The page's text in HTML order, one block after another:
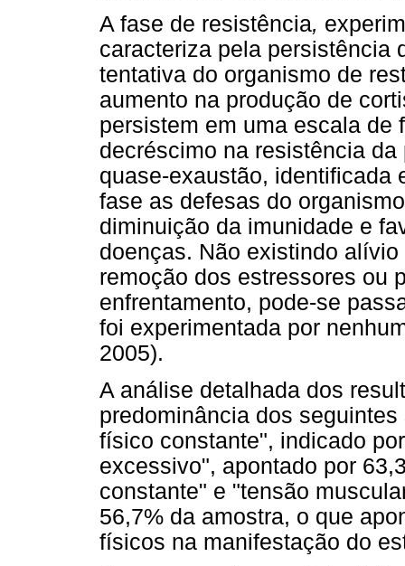
A fase de resistência,
caracteriza pela persistência
tentativa do organismo de
aumento na produção de
persistem em uma escala de
decréscimo na resistência
quase-exaustão, identificada
fase as defesas do
diminuição da imunidade e
doenças. Não existindo
remoção dos estressores ou
enfrentamento, pode-se
foi experimentada por
2005).
A análise detalhada dos
predominância dos
físico constante", indicado
excessivo", apontado por
constante" e "tensão
56,7% da amostra, o que
físicos na manifestação do